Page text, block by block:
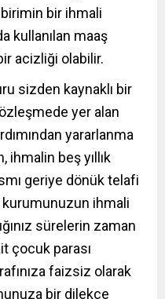
bir ihmali
kullanılan maaş
acizliği olabilir.
sizden kaynaklı bir
yer alan
yararlanma
ihmalin beş yıllık
geriye dönük telafi
kurumunuzun ihmali
sürelerin zaman
çocuk parası
faizsiz olarak
bir dilekçe